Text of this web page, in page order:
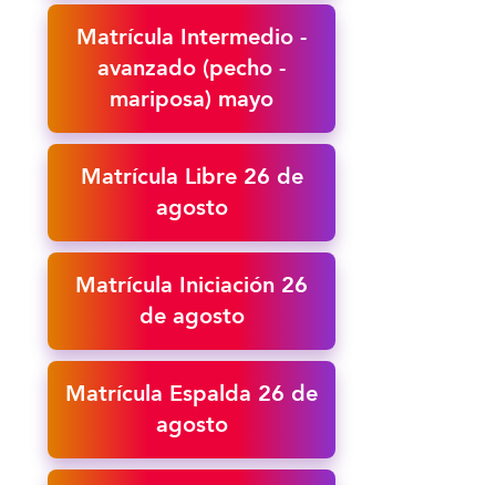
Matrícula Intermedio -
avanzado (pecho -
mariposa) mayo
Matrícula Libre 26 de
agosto
Matrícula Iniciación 26
de agosto
Matrícula Espalda 26 de
agosto